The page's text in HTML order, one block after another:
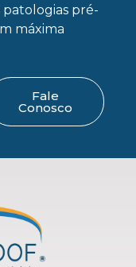
patologias pré-
máxima
Fale
Conosco